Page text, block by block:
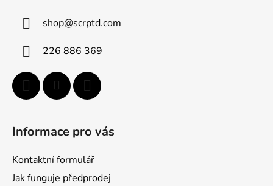
shop@scrptd.com
226 886 369
Informace pro vás
Kontaktní formulář
Jak funguje předprodej